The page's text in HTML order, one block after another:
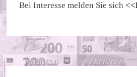
Bei Interesse melden Sie sich <<